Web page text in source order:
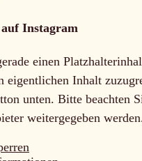
Instagram
einen
eigentlichen Inhalt
unten. Bitte beachten
weitergegeben